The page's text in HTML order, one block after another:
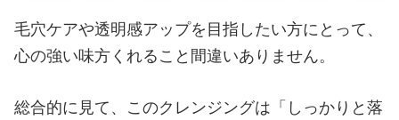
毛穴ケアや透明感アップを目指したい方にとって、
心の強い味方くれること間違いありません。
総合的に見て、このクレンジングは「しっかりと落